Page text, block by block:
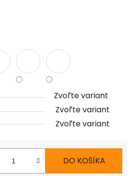
Zvoľte variant
Zvoľte variant
Zvoľte variant
DO KOŠÍKA